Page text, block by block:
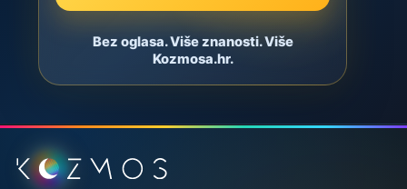
Bez oglasa. Više znanosti. Više
Kozmosa.hr.
Podnožje stranice